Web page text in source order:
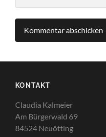
KONTAKT
Claudia Kalmeier
Am Bürgerwald 69
84524 Neuötting